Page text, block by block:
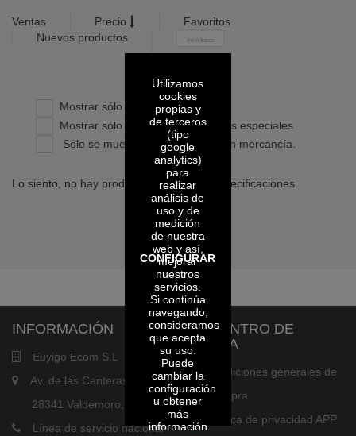
Utilizamos
cookies
propias y
de terceros
(tipo
google
analytics)
para
realizar
análisis de
uso y de
medición
de nuestra
web y así,
mejorar
nuestros
servicios.
Si continúa
navegando,
consideramos
que acepta
su uso.
Puede
cambiar la
configuración
u obtener
más
información.
CONFIGURAR
Ventas Precio
Favoritos
Nuevos productos
-
Confirmar
Mostrar sólo productos propios
Mostrar sólo productos con precios especiales
Sólo se muestran los artículos con mercancía.
Lo siento, no hay productos con dichas especificaciones
INFORMACIÓN
Euyigo Ecom S.L
Av. de las Canteras, 21,
28341 Valdemoro, Madrid
Línea de servicio nacional
CENTRO DE
AYUDA
Condiciones generales de
compra
Política de privacidad APP